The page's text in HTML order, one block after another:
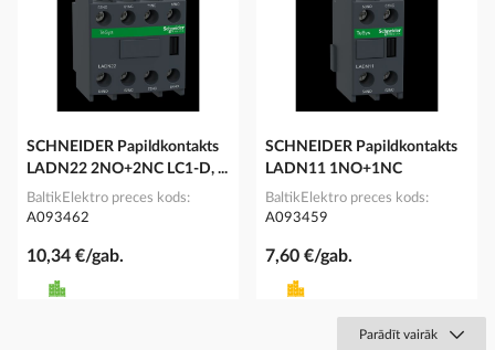
SCHNEIDER Papildkontakts
LADN22 2NO+2NC LC1-D, ...
BaltikElektro preces kods
A093462
10,34 €/gab.
SCHNEIDER Papildkontakts
LADN11 1NO+1NC
BaltikElektro preces kods
A093459
7,60 €/gab.
Parādīt vairāk